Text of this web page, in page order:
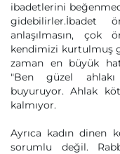
ibadetlerini
gidebilirler.İbadet
anlaşılmasın,
kendimizi kurtulmuş
zaman en büyük
"Ben güzel
buyuruyor. Ahlak
kalmıyor.
Ayrıca kadın dinen
sorumlu değil.